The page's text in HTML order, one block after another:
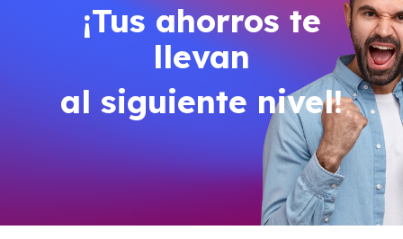
¡Tus ahorros te
llevan
al siguiente nivel!